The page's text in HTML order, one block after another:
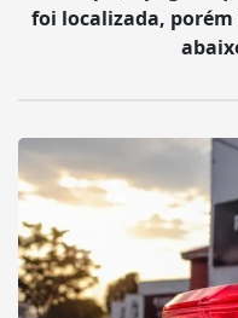
foi localizada,